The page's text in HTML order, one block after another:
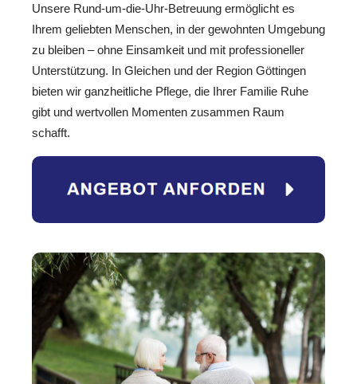
Unsere Rund-um-die-Uhr-Betreuung ermöglicht es
Ihrem geliebten Menschen, in der gewohnten Umgebung
zu bleiben – ohne Einsamkeit und mit professioneller
Unterstützung. In Gleichen und der Region Göttingen
bieten wir ganzheitliche Pflege, die Ihrer Familie Ruhe
gibt und wertvollen Momenten zusammen Raum
schafft.